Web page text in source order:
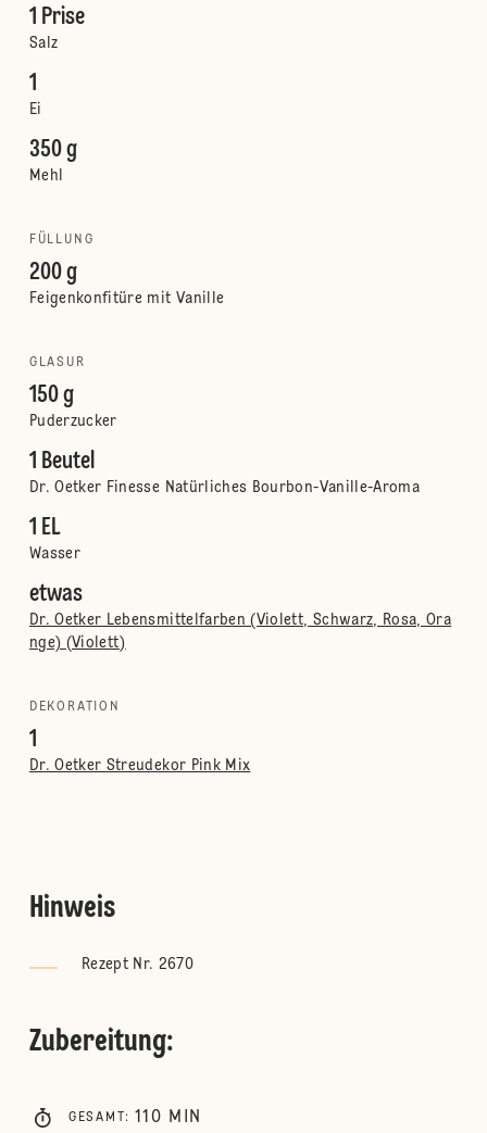
1 Prise
Salz
1
Ei
350 g
Mehl
FÜLLUNG
200 g
Feigenkonfitüre mit Vanille
GLASUR
150 g
Puderzucker
1 Beutel
Dr. Oetker Finesse Natürliches Bourbon-Vanille-Aroma
1 EL
Wasser
etwas
Dr. Oetker Lebensmittelfarben (Violett, Schwarz, Rosa, Ora
nge) (Violett)
DEKORATION
1
Dr. Oetker Streudekor Pink Mix
Hinweis
Rezept Nr. 2670
Zubereitung:
GESAMT : 110 MIN